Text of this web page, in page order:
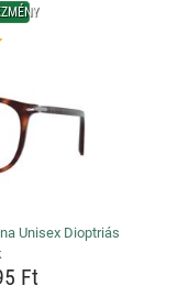
Unisex Dioptriás
Ft